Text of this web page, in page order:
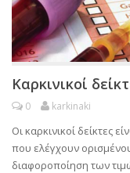
Καρκινικοί
0 karkinaki
Οι καρκινικοί δείκτες
που ελέγχουν
διαφοροποίηση των